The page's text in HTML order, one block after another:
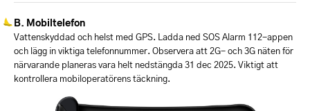
Mobiltelefon
Vattenskyddad och helst med GPS. Ladda ned SOS Alarm 112-appen
och lägg in viktiga telefonnummer. Observera att 2G- och 3G näten för
närvarande planeras vara helt nedstängda 31 dec 2025. Viktigt att
kontrollera mobiloperatörens täckning.